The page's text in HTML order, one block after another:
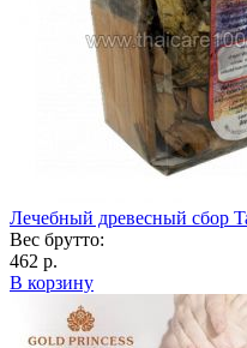
Лечебный древесный сбор
Вес брутто:
462 р.
В корзину